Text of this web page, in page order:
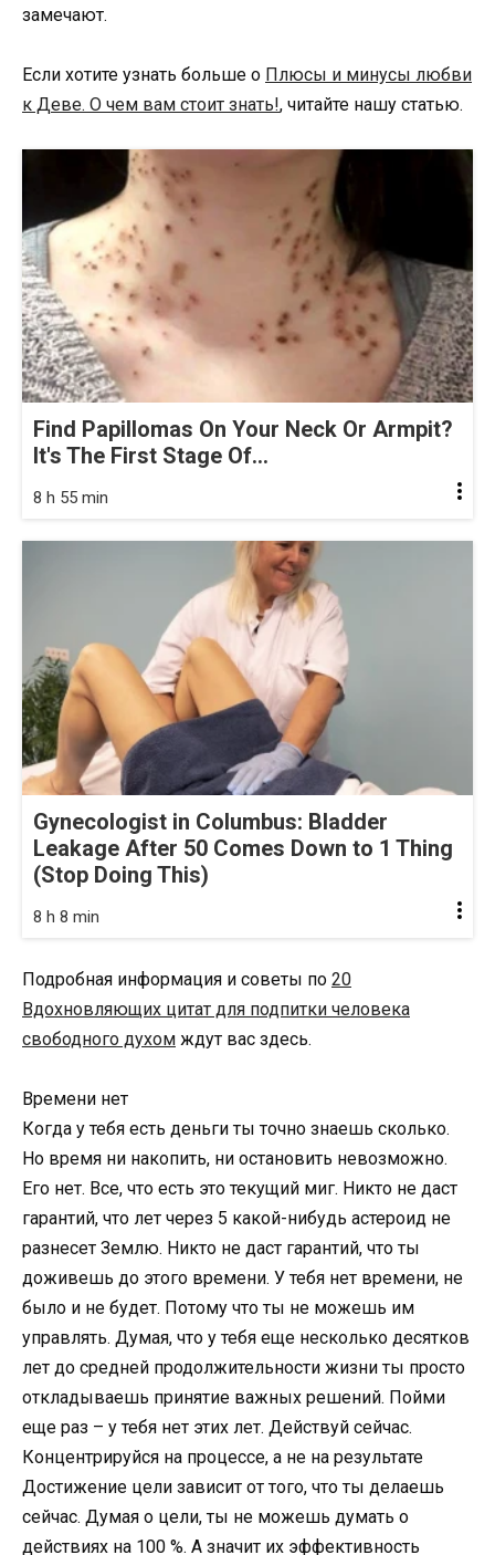
замечают.
Если хотите узнать больше о Плюсы и минусы любви
к Деве. О чем вам стоит знать!, читайте нашу статью.
Find Papillomas On Your Neck Or Armpit?
It's The First Stage Of...
8 h 55 min
Gynecologist in Columbus: Bladder
Leakage After 50 Comes Down to 1 Thing
(Stop Doing This)
8 h 8 min
Подробная информация и советы по 20
Вдохновляющих цитат для подпитки человека
свободного духом ждут вас здесь.
Времени нет
Когда у тебя есть деньги ты точно знаешь сколько.
Но время ни накопить, ни остановить невозможно.
Его нет. Все, что есть это текущий миг. Никто не даст
гарантий, что лет через 5 какой-нибудь астероид не
разнесет Землю. Никто не даст гарантий, что ты
доживешь до этого времени. У тебя нет времени, не
было и не будет. Потому что ты не можешь им
управлять. Думая, что у тебя еще несколько десятков
лет до средней продолжительности жизни ты просто
откладываешь принятие важных решений. Пойми
еще раз – у тебя нет этих лет. Действуй сейчас.
Концентрируйся на процессе, а не на результате
Достижение цели зависит от того, что ты делаешь
сейчас. Думая о цели, ты не можешь думать о
действиях на 100 %. А значит их эффективность